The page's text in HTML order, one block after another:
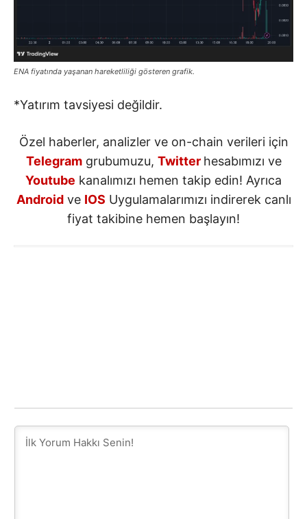
ENA fiyatında yaşanan hareketliliği gösteren grafik.
*Yatırım tavsiyesi değildir.
Özel haberler, analizler ve on-chain verileri için
Telegramgrubumuzu, Twitter hesabımızı ve
Youtube kanalımızı hemen takip edin! Ayrıca
Androidve IOS Uygulamalarımızı indirerek canlı
fiyat takibine hemen başlayın!